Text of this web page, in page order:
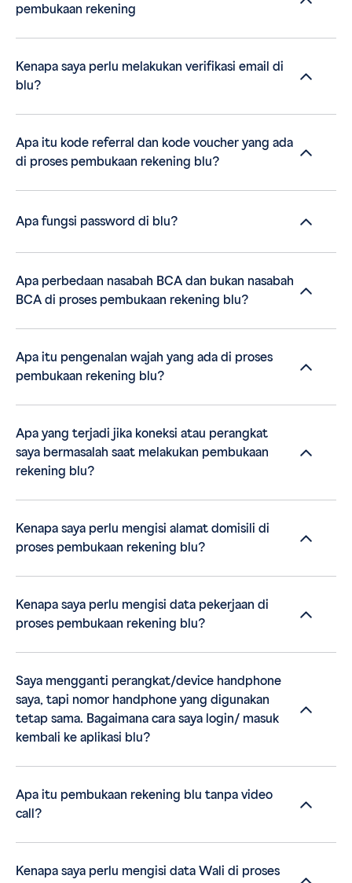
pembukaan rekening
Kenapa saya perlu melakukan verifikasi email di
blu?
Apa itu kode referral dan kode voucher yang ada
di proses pembukaan rekening blu?
Apa fungsi password di blu?
Apa perbedaan nasabah BCA dan bukan nasabah
BCA di proses pembukaan rekening blu?
Apa itu pengenalan wajah yang ada di proses
pembukaan rekening blu?
Apa yang terjadi jika koneksi atau perangkat
saya bermasalah saat melakukan pembukaan
rekening blu?
Kenapa saya perlu mengisi alamat domisili di
proses pembukaan rekening blu?
Kenapa saya perlu mengisi data pekerjaan di
proses pembukaan rekening blu?
Saya mengganti perangkat/device handphone
saya, tapi nomor handphone yang digunakan
tetap sama. Bagaimana cara saya login/ masuk
kembali ke aplikasi blu?
Apa itu pembukaan rekening blu tanpa video
call?
Kenapa saya perlu mengisi data Wali di proses